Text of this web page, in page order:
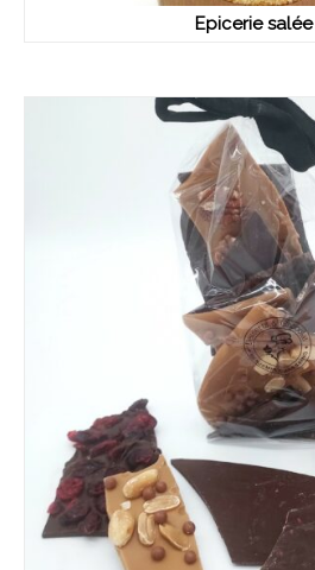
Epicerie salée